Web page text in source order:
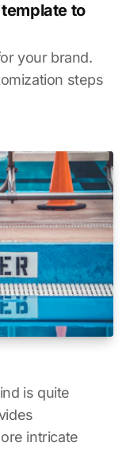
to
your brand.
steps
is quite
intricate